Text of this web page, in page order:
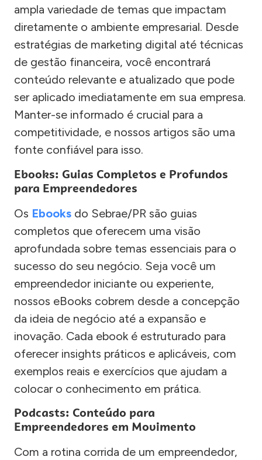
ampla variedade de temas que impactam
diretamente o ambiente empresarial. Desde
estratégias de marketing digital até técnicas
de gestão financeira, você encontrará
conteúdo relevante e atualizado que pode
ser aplicado imediatamente em sua empresa.
Manter-se informado é crucial para a
competitividade, e nossos artigos são uma
fonte confiável para isso.
Ebooks: Guias Completos e Profundos
para Empreendedores
Os Ebooks do Sebrae/PR são guias
completos que oferecem uma visão
aprofundada sobre temas essenciais para o
sucesso do seu negócio. Seja você um
empreendedor iniciante ou experiente,
nossos eBooks cobrem desde a concepção
da ideia de negócio até a expansão e
inovação. Cada ebook é estruturado para
oferecer insights práticos e aplicáveis, com
exemplos reais e exercícios que ajudam a
colocar o conhecimento em prática.
Podcasts: Conteúdo para
Empreendedores em Movimento
Com a rotina corrida de um empreendedor,